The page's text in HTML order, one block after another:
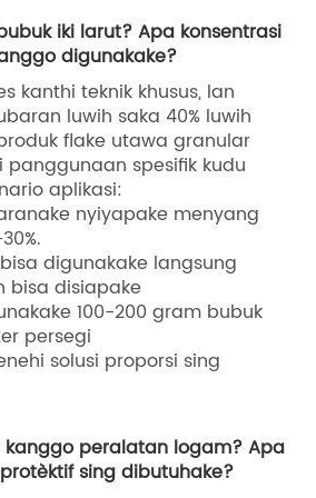
iki larut? Apa konsentrasi
digunakake?
kanthi teknik khusus, lan
luwih saka 40% luwih
flake utawa granular
panggunaan spesifik kudu
aplikasi:
nyiyapake menyang
digunakake langsung
bisa disiapake
100-200 gram bubuk
persegi
solusi proporsi sing
kanggo peralatan logam? Apa
sing dibutuhake?